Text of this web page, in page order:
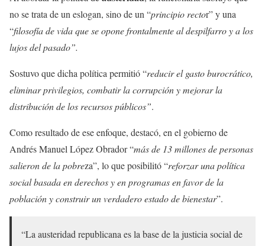
no se trata de un eslogan, sino de un “principio rector” y una
“filosofía de vida que se opone frontalmente al despilfarro y a los
lujos del pasado”.
Sostuvo que dicha política permitió “reducir el gasto burocrático,
eliminar privilegios, combatir la corrupción y mejorar la
distribución de los recursos públicos”.
Como resultado de ese enfoque, destacó, en el gobierno de
Andrés Manuel López Obrador “más de 13 millones de personas
salieron de la pobreza”, lo que posibilitó “reforzar una política
social basada en derechos y en programas en favor de la
población y construir un verdadero estado de bienestar”.
“La austeridad republicana es la base de la justicia social de